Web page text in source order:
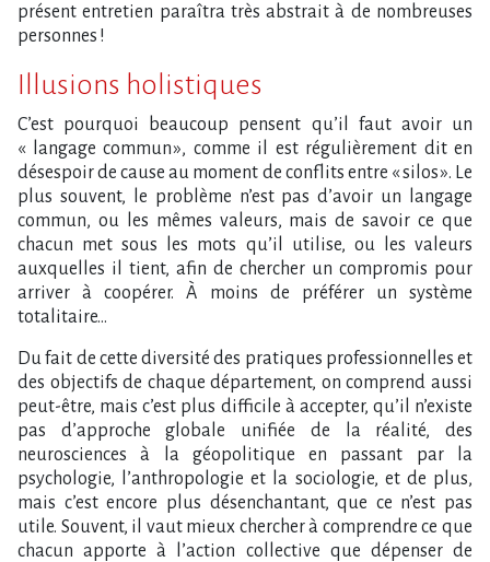
présent entretien paraîtra très abstrait à de nombreuses
personnes !
Illusions holistiques
C’est pourquoi beaucoup pensent qu’il faut avoir un
« langage commun », comme il est régulièrement dit en
désespoir de cause au moment de conflits entre « silos ». Le
plus souvent, le problème n’est pas d’avoir un langage
commun, ou les mêmes valeurs, mais de savoir ce que
chacun met sous les mots qu’il utilise, ou les valeurs
auxquelles il tient, afin de chercher un compromis pour
arriver à coopérer. À moins de préférer un système
totalitaire…
Du fait de cette diversité des pratiques professionnelles et
des objectifs de chaque département, on comprend aussi
peut-être, mais c’est plus difficile à accepter, qu’il n’existe
pas d’approche globale unifiée de la réalité, des
neurosciences à la géopolitique en passant par la
psychologie, l’anthropologie et la sociologie, et de plus,
mais c’est encore plus désenchantant, que ce n’est pas
utile. Souvent, il vaut mieux chercher à comprendre ce que
chacun apporte à l’action collective que dépenser de